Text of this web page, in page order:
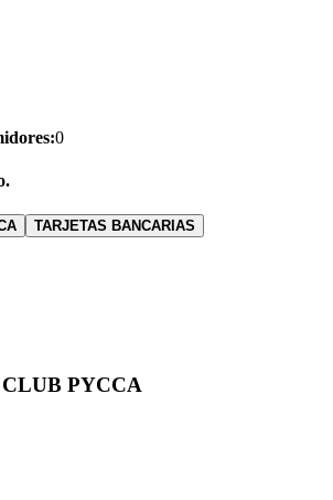
0
TARJETAS BANCARIAS
CLUB PYCCA